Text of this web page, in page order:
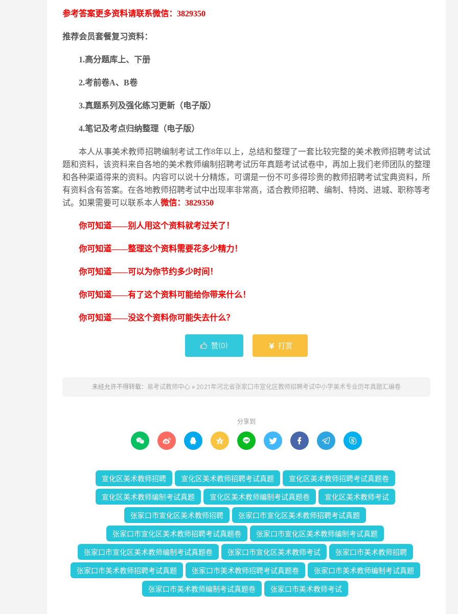
参考答案更多资料请联系微信： 3829350
推荐会员套餐复习资料：
1.高分题库上、下册
2.考前卷A、B卷
3.真题系列及强化练习更新 （电子版）
4.笔记及考点归纳整理（电子版）
本人从事美术教师招聘编制考试工作8年以上，总结和整理了一套比较完整的美术教师招聘考试试
题和资料，该资料来自各地的美术教师编制招聘考试历年真题考试试卷中，再加上我们老师团队的整理
和各种渠道得来的资料。内容可以说十分精炼，可谓是一份不可多得珍贵的教师招聘考试宝典资料，所
有资料含有答案。在各地教师招聘考试中出现率非常高，适合教师招聘、编制、特岗、进城、职称等考
试。如果需要可以联系本人微信： 3829350
你可知道——别人用这个资料就考过关了！
你可知道——整理这个资料需要花多少精力！
你可知道——可以为你节约多少时间！
你可知道——有了这个资料可能给你带来什么！
你可知道——没这个资料你可能失去什么？
 赞(0)  打赏
未经允许不得转载： 易考试教师中心 » 2021年河北省张家口市宣化区教师招聘考试中小学美术专业历年真题汇编卷
分享到
        
宣化区美术教师招聘 宣化区美术教师招聘考试真题 宣化区美术教师招聘考试真题卷
宣化区美术教师编制考试真题 宣化区美术教师编制考试真题卷 宣化区美术教师考试
张家口市宣化区美术教师招聘 张家口市宣化区美术教师招聘考试真题
张家口市宣化区美术教师招聘考试真题卷 张家口市宣化区美术教师编制考试真题
张家口市宣化区美术教师编制考试真题卷 张家口市宣化区美术教师考试 张家口市美术教师招聘
张家口市美术教师招聘考试真题 张家口市美术教师招聘考试真题卷 张家口市美术教师编制考试真题
张家口市美术教师编制考试真题卷 张家口市美术教师考试